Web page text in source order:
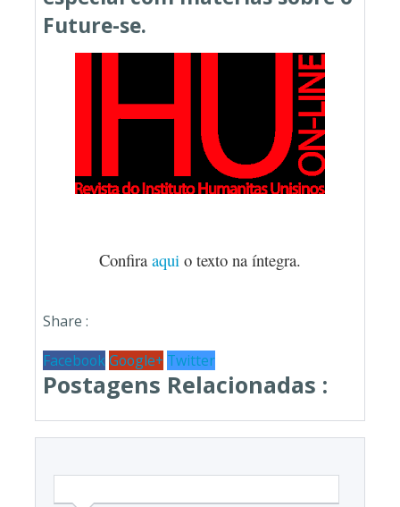
Future-se.
Confira aqui o texto na íntegra.
Share :
Facebook Google+ Twitter
Postagens Relacionadas :